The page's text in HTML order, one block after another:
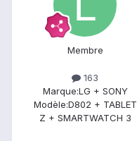
Membre
163
Marque:LG + SONY
Modèle:D802 + TABLET
Z + SMARTWATCH 3